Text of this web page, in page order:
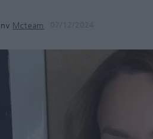
Mcteam